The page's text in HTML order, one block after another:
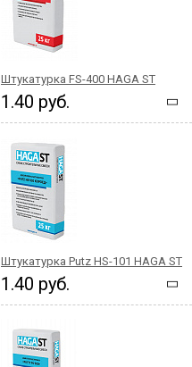
Штукатурка FS-400 HAGA ST
1.40 руб.
Штукатурка Putz HS-101 HAGA ST
1.40 руб.